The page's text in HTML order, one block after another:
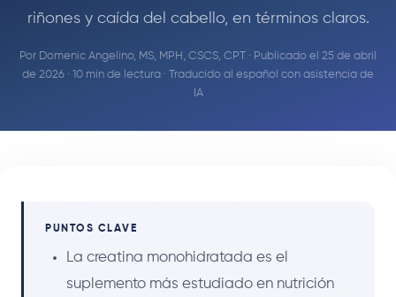
riñones y caída del cabello, en términos claros.
Por Domenic Angelino, MS, MPH, CSCS, CPT · Publicado el 25 de abril
de 2026 · 10 min de lectura · Traducido al español con asistencia de
IA
PUNTOS CLAVE
La creatina monohidratada es el
suplemento más estudiado en nutrición